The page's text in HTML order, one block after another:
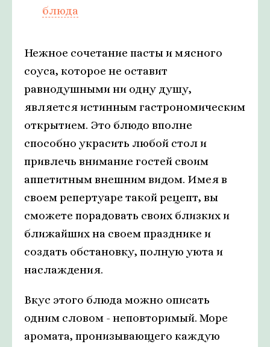
блюда
Нежное сочетание пасты и мясного
соуса, которое не оставит
равнодушными ни одну душу,
является истинным гастрономическим
открытием. Это блюдо вполне
способно украсить любой стол и
привлечь внимание гостей своим
аппетитным внешним видом. Имея в
своем репертуаре такой рецепт, вы
сможете порадовать своих близких и
ближайших на своем празднике и
создать обстановку, полную уюта и
наслаждения.
Вкус этого блюда можно описать
одним словом - неповторимый. Море
аромата, пронизывающего каждую